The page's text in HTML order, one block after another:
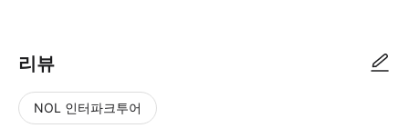
리뷰
NOL 인터파크투어